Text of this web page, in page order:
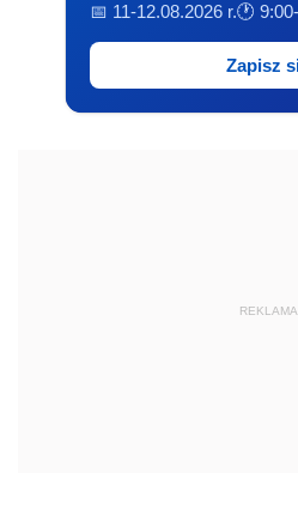
📅 11-12.08.2026 r.🕐
Zapisz
REKLAMA